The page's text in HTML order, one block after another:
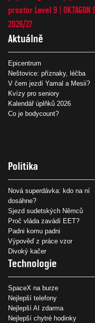
prostor Level 9
2026/27
Aktuálně
Epicentrum
Neštovice: příznaky, léčba
V čem jezdí Yamal a Mesii?
Kvízy pro seniory
Kalendář úplňků 2026
Co je bodycount?
Politika
Nová superdávka: kdo na ní
dosáhne?
Sjezd sudetských Němců
Proč vláda zavádí EET?
Padni komu padni
Výpověď z práce vzor
Divoký kačer
Technologie
SpaceX na burze
Nejlepší telefony
Nejlepší AI zdarma
Nejlepší chytré hodinky